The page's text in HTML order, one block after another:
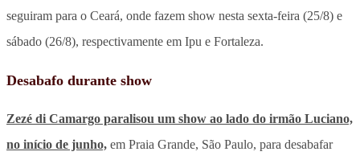
seguiram para o Ceará, onde fazem show nesta sexta-feira (25/8) e
sábado (26/8), respectivamente em Ipu e Fortaleza.
Desabafo durante show
Zezé di Camargo paralisou um show ao lado do irmão Luciano,
no início de junho, em Praia Grande, São Paulo, para desabafar